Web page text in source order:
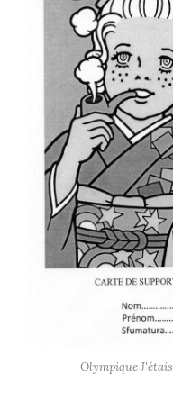
Olympique